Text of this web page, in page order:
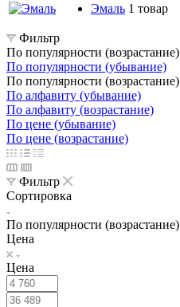
Эмаль 1 товар
Фильтр
По популярности (возрастание)
По популярности (убывание)
По популярности (возрастание)
По алфавиту (убывание)
По алфавиту (возрастание)
По цене (убывание)
По цене (возрастание)
Фильтр
Сортировка
По популярности (возрастание)
Цена
Цена